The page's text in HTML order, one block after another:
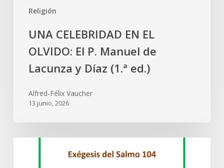
Religión
UNA CELEBRIDAD EN EL
OLVIDO: El P. Manuel de
Lacunza y Díaz (1.ª ed.)
Alfred-Félix Vaucher
13 junio, 2026